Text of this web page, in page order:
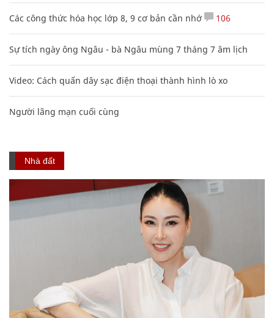
Các công thức hóa học lớp 8, 9 cơ bản cần nhớ 106
Sự tích ngày ông Ngâu - bà Ngâu mùng 7 tháng 7 âm lịch
Video: Cách quấn dây sạc điện thoại thành hình lò xo
Người lãng mạn cuối cùng
Nhà đất